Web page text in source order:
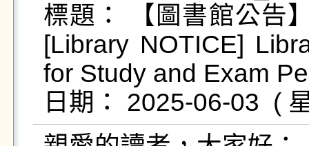
標題： 【圖書館公告
[Library NOTICE]
for Study and Exam